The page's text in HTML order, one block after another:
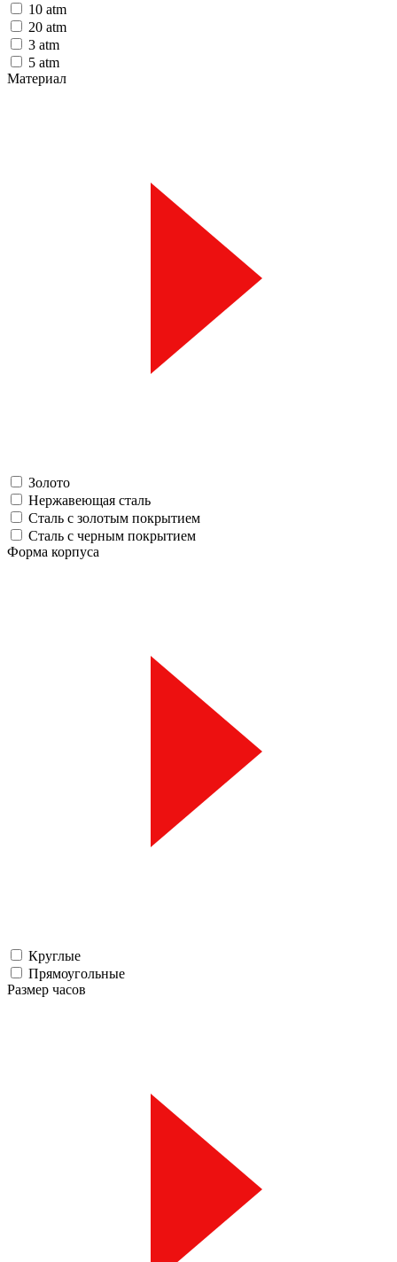
10 atm
20 atm
3 atm
5 atm
Материал
Золото
Нержавеющая сталь
Сталь с золотым покрытием
Сталь с черным покрытием
Форма корпуса
Круглые
Прямоугольные
Размер часов